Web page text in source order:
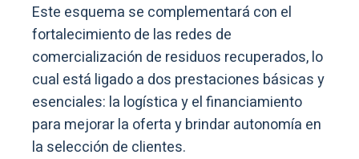
Este esquema se complementará con el
fortalecimiento de las redes de
comercialización de residuos recuperados, lo
cual está ligado a dos prestaciones básicas y
esenciales: la logística y el financiamiento
para mejorar la oferta y brindar autonomía en
la selección de clientes.